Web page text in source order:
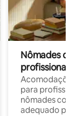
Nômades
profissionais
para
nômades com
adequado